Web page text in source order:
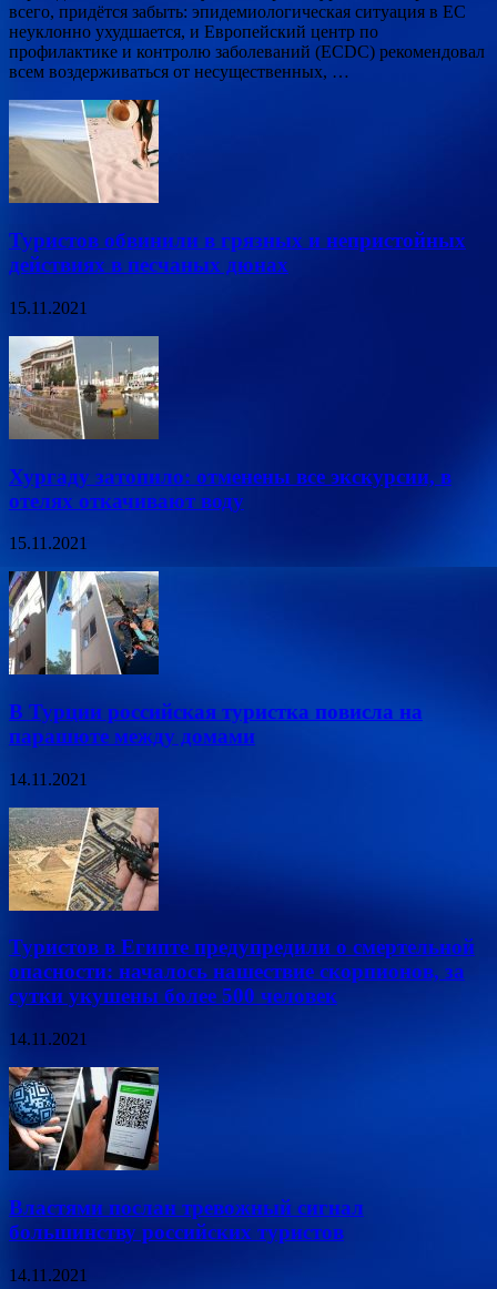
всего, придётся забыть: эпидемиологическая ситуация в ЕС
неуклонно ухудшается, и Европейский центр по
профилактике и контролю заболеваний (ECDC) рекомендовал
всем воздерживаться от несущественных, …
Туристов обвинили в грязных и непристойных
действиях в песчаных дюнах
15.11.2021
Хургаду затопило: отменены все экскурсии, в
отелях откачивают воду
15.11.2021
В Турции российская туристка повисла на
парашюте между домами
14.11.2021
Туристов в Египте предупредили о смертельной
опасности: началось нашествие скорпионов, за
сутки укушены более 500 человек
14.11.2021
Властями послан тревожный сигнал
большинству российских туристов
14.11.2021